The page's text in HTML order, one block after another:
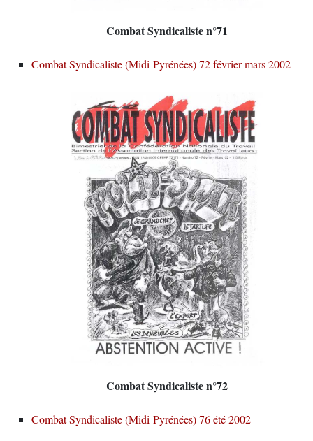
Combat Syndicaliste n°71
Combat Syndicaliste (Midi-Pyrénées) 72 février-mars 2002
Combat Syndicaliste n°72
Combat Syndicaliste (Midi-Pyrénées) 76 été 2002